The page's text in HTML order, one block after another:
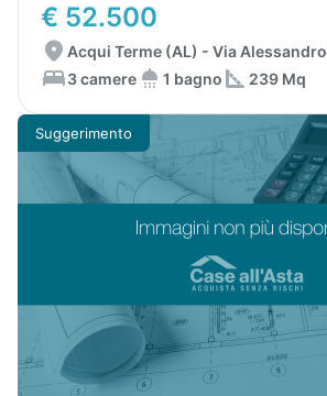
€ 52.500
Acqui Terme (AL) - Via
3 camere
1 bagno 239 Mq
Suggerimento